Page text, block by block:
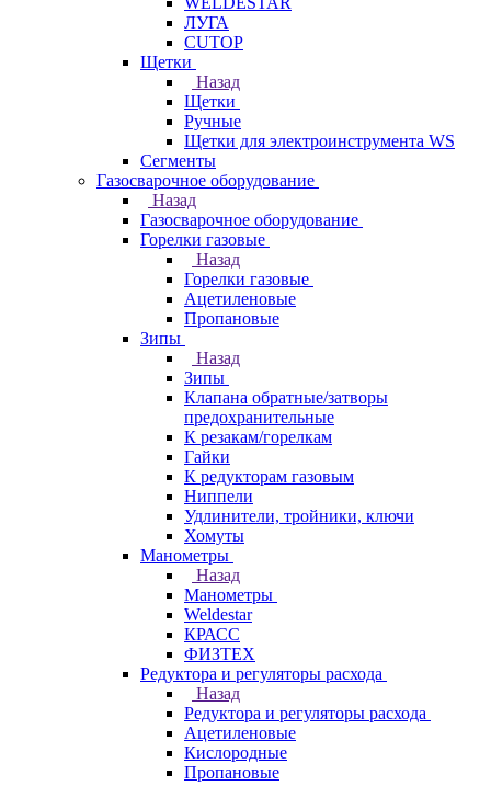
ЛУГА
CUTOP
Щетки
Назад
Щетки
Ручные
Щетки для электроинструмента WS
Сегменты
Газосварочное оборудование
Назад
Газосварочное оборудование
Горелки газовые
Назад
Горелки газовые
Ацетиленовые
Пропановые
Зипы
Назад
Зипы
Клапана обратные/затворы
предохранительные
К резакам/горелкам
Гайки
К редукторам газовым
Ниппели
Удлинители, тройники, ключи
Хомуты
Манометры
Назад
Манометры
Weldestar
КРАСС
ФИЗТЕХ
Редуктора и регуляторы расхода
Назад
Редуктора и регуляторы расхода
Ацетиленовые
Кислородные
Пропановые